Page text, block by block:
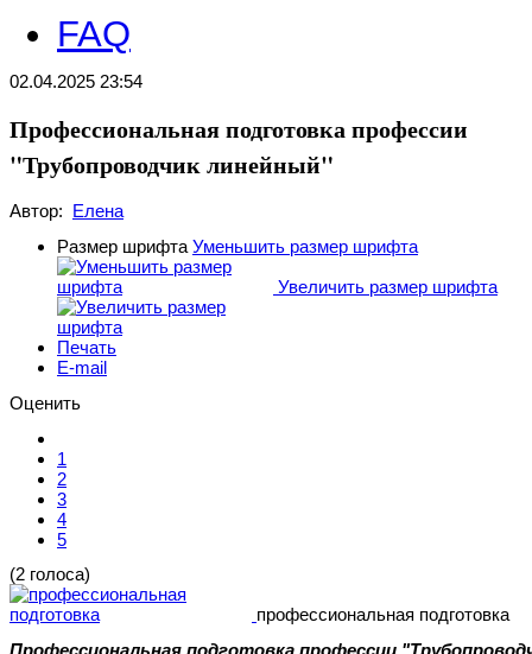
FAQ
02.04.2025 23:54
Профессиональная подготовка профессии
"Трубопроводчик линейный"
Автор: Елена
Размер шрифта Уменьшить размер шрифта
Увеличить размер шрифта
Печать
E-mail
Оценить
1
2
3
4
5
(2 голоса)
профессиональная подготовка
Профессиональная подготовка профессии